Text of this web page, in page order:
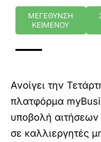
ΜΕΓΕΘΥΝΣΗ
ΚΕΙΜΕΝΟΥ
Ανοίγει την
πλατφόρμα
υποβολή
σε καλλιεργητές